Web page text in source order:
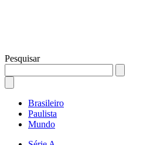
Pesquisar
Brasileiro
Paulista
Mundo